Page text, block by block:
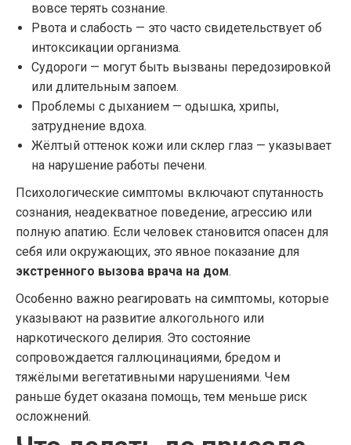
вовсе терять сознание.
Рвота и слабость — это часто свидетельствует об
интоксикации организма.
Судороги — могут быть вызваны передозировкой
или длительным запоем.
Проблемы с дыханием — одышка, хрипы,
затруднение вдоха.
Жёлтый оттенок кожи или склер глаз — указывает
на нарушение работы печени.
Психологические симптомы включают спутанность
сознания, неадекватное поведение, агрессию или
полную апатию. Если человек становится опасен для
себя или окружающих, это явное показание для
экстренного вызова врача на дом.
Особенно важно реагировать на симптомы, которые
указывают на развитие алкогольного или
наркотического делирия. Это состояние
сопровождается галлюцинациями, бредом и
тяжёлыми вегетативными нарушениями. Чем
раньше будет оказана помощь, тем меньше риск
осложнений.